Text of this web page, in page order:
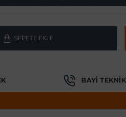
SEPETE EKLE
BAYI